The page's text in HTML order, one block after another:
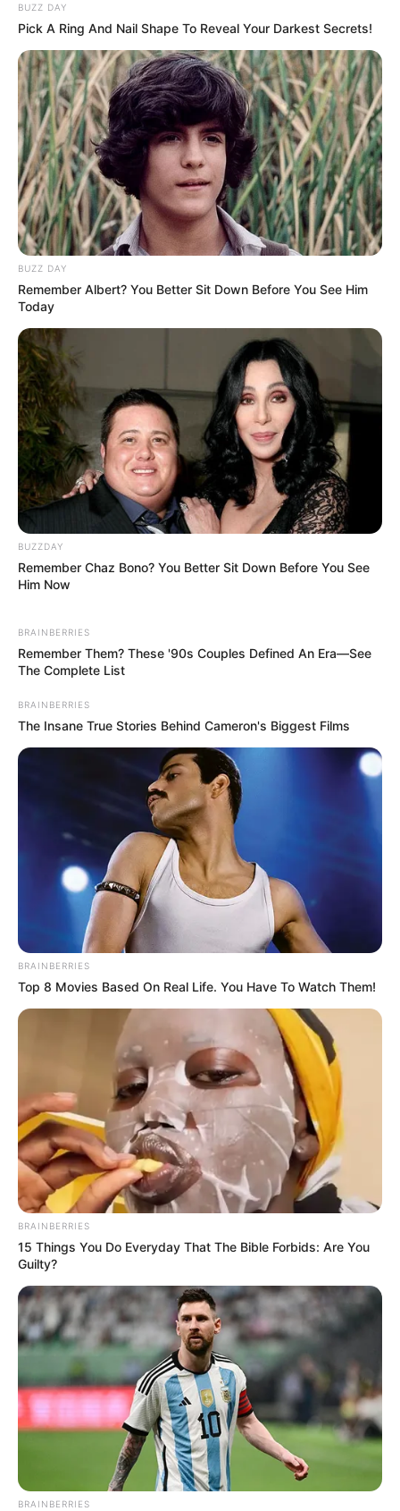
BUZZ DAY
Pick A Ring And Nail Shape To Reveal Your Darkest Secrets!
BUZZ DAY
Remember Albert? You Better Sit Down Before You See Him
Today
BUZZDAY
Remember Chaz Bono? You Better Sit Down Before You See
Him Now
BRAINBERRIES
Remember Them? These '90s Couples Defined An Era—See
The Complete List
BRAINBERRIES
The Insane True Stories Behind Cameron's Biggest Films
BRAINBERRIES
Top 8 Movies Based On Real Life. You Have To Watch Them!
BRAINBERRIES
15 Things You Do Everyday That The Bible Forbids: Are You
Guilty?
BRAINBERRIES